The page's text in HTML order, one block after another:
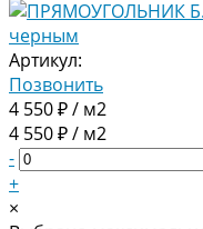
Артикул:
Позвонить
4 550 ₽ / м2
4 550 ₽ / м2
-
+
×